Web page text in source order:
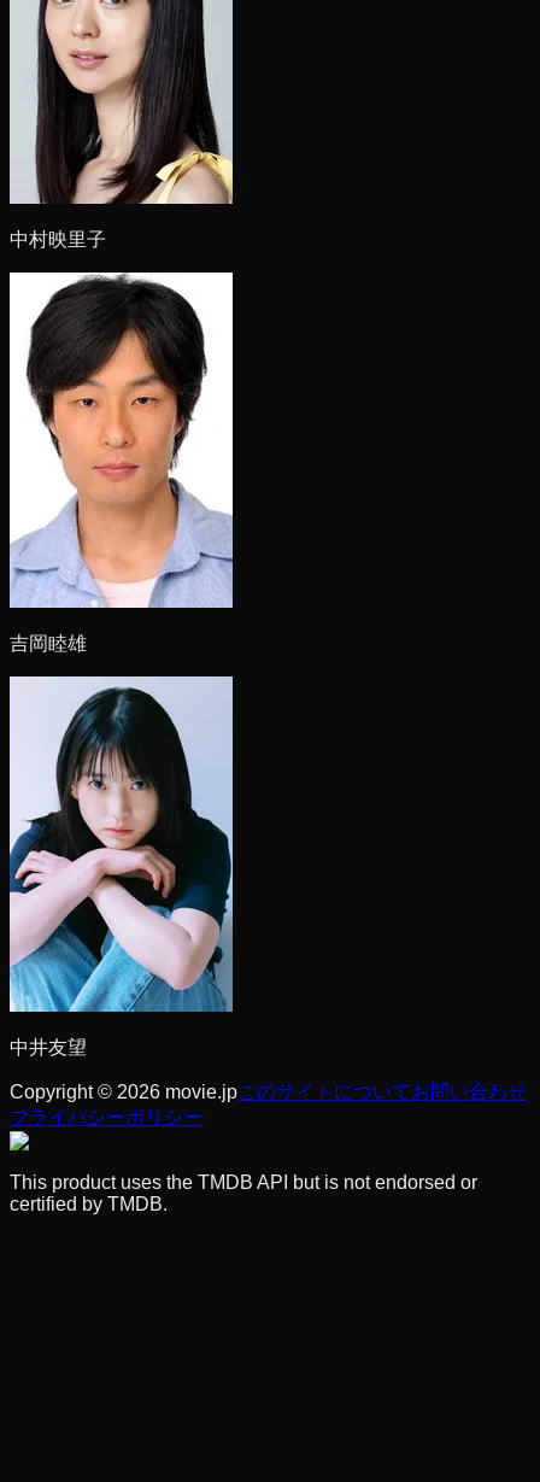
中村映里子
吉岡睦雄
中井友望
Copyright © 2026 movie.jpこのサイトについてお問い合わせ
プライバシーポリシー
This product uses the TMDB API but is not endorsed or
certified by TMDB.